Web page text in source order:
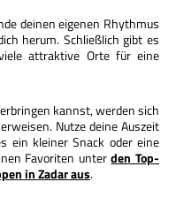
deinen eigenen Rhythmus
herum. Schließlich gibt es
attraktive Orte für eine
kannst, werden sich
Nutze deine Auszeit
ein kleiner Snack oder eine
Favoriten unterden Top-
in Zadar aus.